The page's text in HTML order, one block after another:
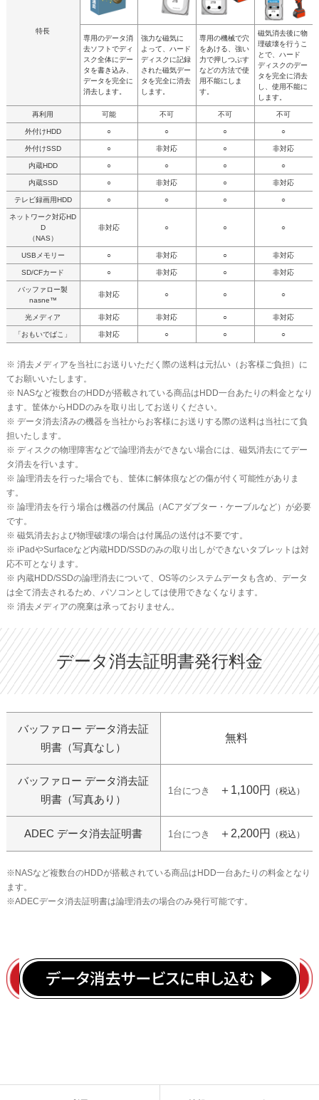
特長
専用のデータ消
去ソフトでディ
スク全体にデー
タを書き込み、
データを完全に
消去します。
強力な磁気に
よって、ハード
ディスクに記録
された磁気デー
タを完全に消去
します。
専用の機械で穴
をあける、強い
力で押しつぶす
などの方法で使
用不能にしま
す。
磁気消去後に物
理破壊を行うこ
とで、ハード
ディスクのデー
タを完全に消去
し、使用不能に
します。
再利用 可能 不可 不可 不可
外付けHDD ○ ○ ○ ○
外付けSSD ○ 非対応 ○ 非対応
内蔵HDD ○ ○ ○ ○
内蔵SSD ○ 非対応 ○ 非対応
テレビ録画用HDD ○ ○ ○ ○
ネットワーク対応HD
D
（NAS）
非対応 ○ ○ ○
USBメモリー ○ 非対応 ○ 非対応
SD/CFカード ○ 非対応 ○ 非対応
バッファロー製
nasne™
非対応 ○ ○ ○
光メディア 非対応 非対応 ○ 非対応
「おもいでばこ」 非対応 ○ ○ ○
※ 消去メディアを当社にお送りいただく際の送料は元払い（お客様ご負担）に
てお願いいたします。
※ NASなど複数台のHDDが搭載されている商品はHDD一台あたりの料金となり
ます。筐体からHDDのみを取り出してお送りください。
※ データ消去済みの機器を当社からお客様にお送りする際の送料は当社にて負
担いたします。
※ ディスクの物理障害などで論理消去ができない場合には、磁気消去にてデー
タ消去を行います。
※ 論理消去を行った場合でも、筐体に解体痕などの傷が付く可能性がありま
す。
※ 論理消去を行う場合は機器の付属品（ACアダプター・ケーブルなど）が必要
です。
※ 磁気消去および物理破壊の場合は付属品の送付は不要です。
※ iPadやSurfaceなど内蔵HDD/SSDのみの取り出しができないタブレットは対
応不可となります。
※ 内蔵HDD/SSDの論理消去について、OS等のシステムデータも含め、データ
は全て消去されるため、パソコンとしては使用できなくなります。
※ 消去メディアの廃棄は承っておりません。
データ消去証明書発行料金
バッファロー データ消去証
明書（写真なし）
無料
バッファロー データ消去証
明書（写真あり）
1台につき ＋1,100円 （税込）
ADEC データ消去証明書 1台につき ＋2,200円 （税込）
※NASなど複数台のHDDが搭載されている商品はHDD一台あたりの料金となり
ます。
※ADECデータ消去証明書は論理消去の場合のみ発行可能です。